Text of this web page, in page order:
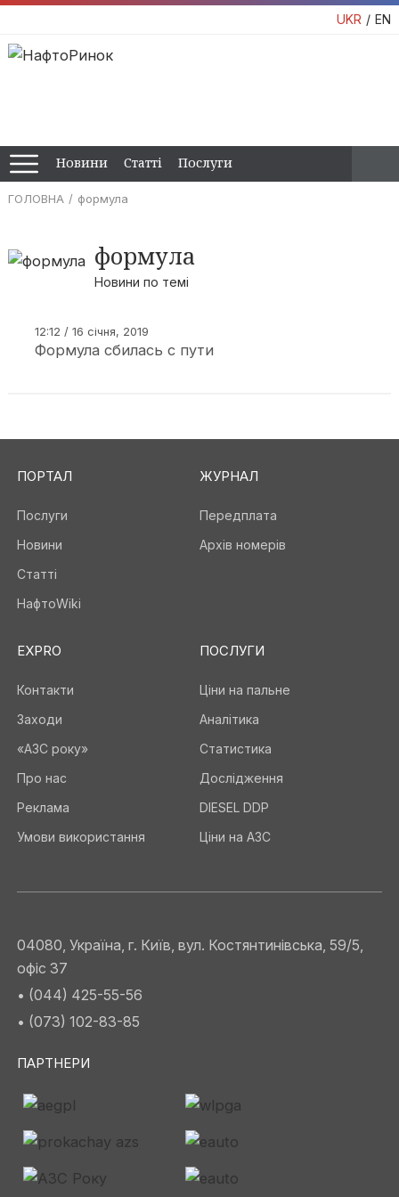
UKR EN
Новини Статті Послуги
ГОЛОВНА формула
формула
Новини по темі
12:12 / 16 січня, 2019
Формула сбилась с пути
ПОРТАЛ
Послуги
Новини
Статті
НафтоWiki
ЖУРНАЛ
Передплата
Архів номерів
EXPRO
Контакти
Заходи
«АЗС року»
Про нас
Реклама
Умови використання
ПОСЛУГИ
Ціни на пальне
Аналітика
Статистика
Дослідження
DIESEL DDP
Ціни на АЗС
04080, Україна, г. Київ, вул. Костянтинівська, 59/5,
офіс 37
• (044) 425-55-56
• (073) 102-83-85
ПАРТНЕРИ